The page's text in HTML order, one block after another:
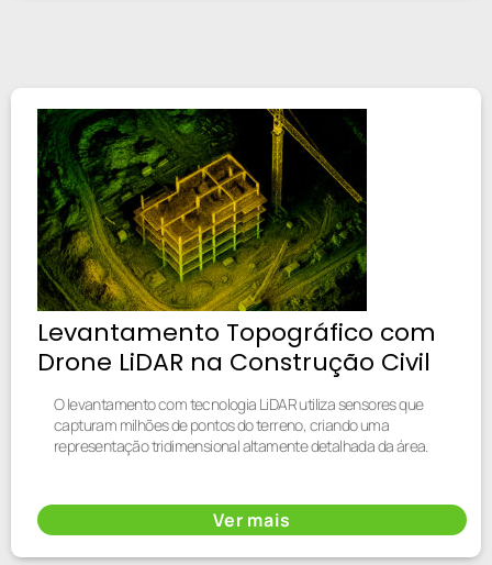
Levantamento Topográfico com
Drone LiDAR na Construção Civil
O levantamento com tecnologia LiDAR utiliza sensores que
capturam milhões de pontos do terreno, criando uma
representação tridimensional altamente detalhada da área.
Ver mais